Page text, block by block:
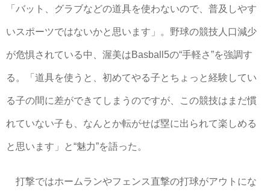
「バット、グラブなどの道具を使わないので、普及しやす
いスポーツではないかと思います」。野球の競技人口減少
が危惧されている中、渥美はBasball5の“手軽さ”を強調す
る。「道具を使うと、初めてやる子とちょっと経験してい
る子の間に差ができてしまうのですが、この競技はまだ慣
れていない子も、なんとか転がせば塁に出られて楽しめる
と思います」と“魅力”を語った。
打撃ではホームランやフェンス直撃の打球がアウトにな